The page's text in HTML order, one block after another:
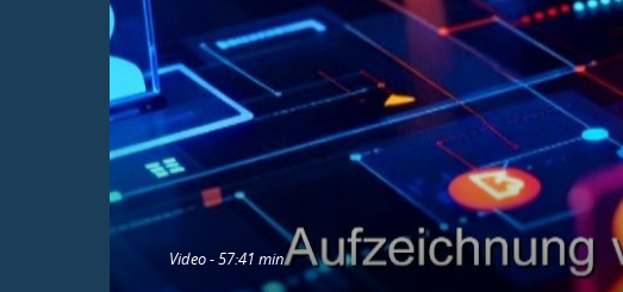
Video - 57:41 min